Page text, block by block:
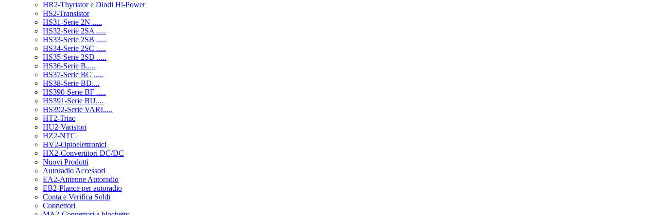
HR2-Thyristor e Diodi Hi-Power
HS2-Transistor
HS31-Serie 2N .....
HS32-Serie 2SA .....
HS33-Serie 2SB .....
HS34-Serie 2SC .....
HS35-Serie 2SD .....
HS36-Serie B.....
HS37-Serie BC .....
HS38-Serie BD....
HS390-Serie BF .....
HS391-Serie BU....
HS392-Serie VARI.....
HT2-Triac
HU2-Varistori
HZ2-NTC
HV2-Optoelettronici
HX2-Convertitori DC/DC
Nuovi Prodotti
Autoradio Accessori
EA2-Antenne Autoradio
EB2-Plance per autoradio
Conta e Verifica Soldi
Connettori